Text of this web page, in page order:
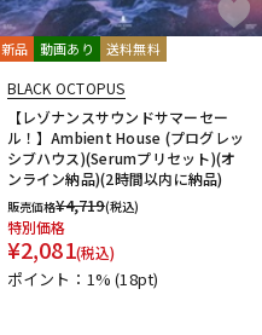
新品 動画あり 送料無料
BLACK OCTOPUS
【レゾナンスサウンドサマーセー
ル！】Ambient House (プログレッ
シブハウス)(Serumプリセット)(オ
ンライン納品)(2時間以内に納品)
販売価格¥4,719(税込)
特別価格
¥2,081(税込)
ポイント：1%(18pt)